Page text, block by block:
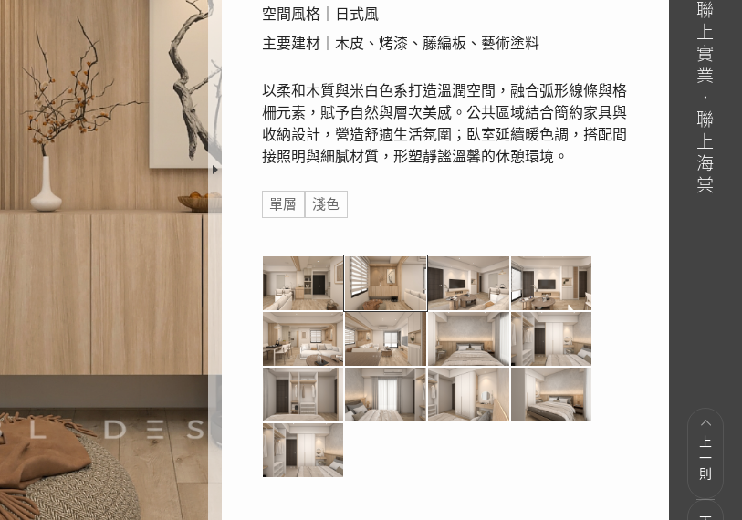
聯上實業‧聯上海棠
上一則
空間風格｜日式風
主要建材｜木皮、烤漆、藤編板、藝術塗料
以柔和木質與米白色系打造溫潤空間，融合弧形線條與格
柵元素，賦予自然與層次美感。公共區域結合簡約家具與
收納設計，營造舒適生活氛圍；臥室延續暖色調，搭配間
接照明與細膩材質，形塑靜謐溫馨的休憩環境。
標籤
單層 淺色